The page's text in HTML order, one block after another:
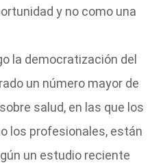
y no como una
la democratización del
un número mayor de
salud, en las que los
los profesionales, están
un estudio reciente